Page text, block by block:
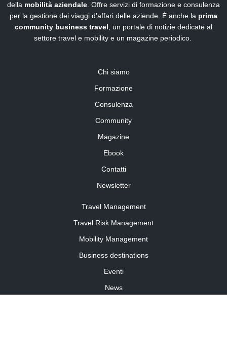
della mobilità aziendale . Offre servizi di formazione e consulenza
per la gestione dei viaggi d’affari delle aziende. È anche la prima
community business travel , un portale di notizie dedicate al
settore travel e mobility e un magazine periodico.
Chi siamo
Formazione
Consulenza
Community
Magazine
Ebook
Contatti
Newsletter
Travel Management
Travel Risk Management
Mobility Management
Business destinations
Eventi
News